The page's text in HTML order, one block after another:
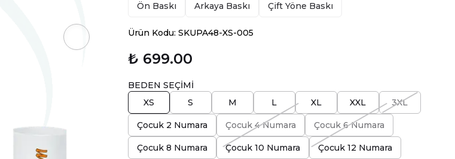
Ön Baskı Arkaya Baskı Çift Yöne Baskı
Ürün Kodu: SKUPA48-XS-005
₺ 699.00
BEDEN SEÇİMİ
XS
S M L XL XXL 3XL
Çocuk 2 Numara Çocuk 4 Numara Çocuk 6 Numara
Çocuk 8 Numara Çocuk 10 Numara Çocuk 12 Numara